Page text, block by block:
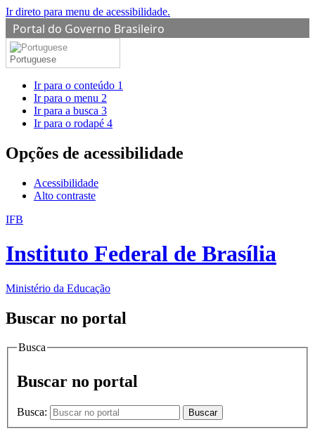
Ir direto para menu de acessibilidade.
Portal do Governo Brasileiro
Portuguese
Ir para o conteúdo 1
Ir para o menu 2
Ir para a busca 3
Ir para o rodapé 4
Opções de acessibilidade
Acessibilidade
Alto contraste
IFB
Instituto Federal de Brasília
Ministério da Educação
Buscar no portal
Busca
Buscar no portal
Busca: Buscar